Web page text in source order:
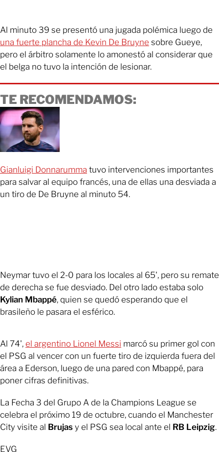
Al minuto 39 se presentó una jugada polémica luego de
una fuerte plancha de Kevin De Bruyne sobre Gueye,
pero el árbitro solamente lo amonestó al considerar que
el belga no tuvo la intención de lesionar.
TE RECOMENDAMOS:
Gianluigi Donnarumma tuvo intervenciones importantes
para salvar al equipo francés, una de ellas una desviada a
un tiro de De Bruyne al minuto 54.
Neymar tuvo el 2-0 para los locales al 65', pero su remate
de derecha se fue desviado. Del otro lado estaba solo
Kylian Mbappé, quien se quedó esperando que el
brasileño le pasara el esférico.
Al 74', el argentino Lionel Messi marcó su primer gol con
el PSG al vencer con un fuerte tiro de izquierda fuera del
área a Ederson, luego de una pared con Mbappé, para
poner cifras definitivas.
La Fecha 3 del Grupo A de la Champions League se
celebra el próximo 19 de octubre, cuando el Manchester
City visite al Brujas y el PSG sea local ante el RB Leipzig.
EVG